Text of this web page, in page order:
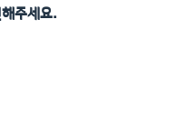
주세요.